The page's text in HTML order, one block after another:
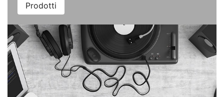
Prodotti